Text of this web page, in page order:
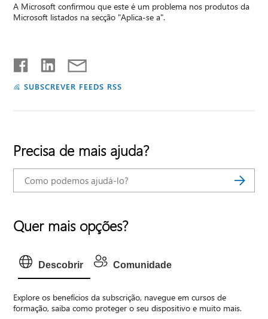
A Microsoft confirmou que este é um problema nos produtos da
Microsoft listados na secção "Aplica-se a".
SUBSCREVER FEEDS RSS
Precisa de mais ajuda?
Quer mais opções?
Descobrir Comunidade
Explore os benefícios da subscrição, navegue em cursos de
formação, saiba como proteger o seu dispositivo e muito mais.